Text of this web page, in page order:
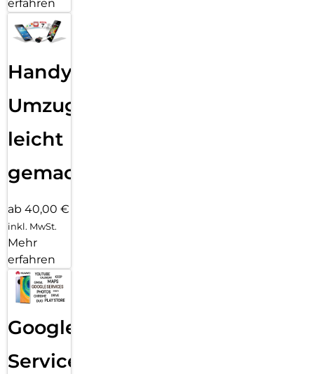
erfahren
Handy
Umzug
leicht
gemacht!
ab 40,00 €
inkl. MwSt.
Mehr
erfahren
Google
Services